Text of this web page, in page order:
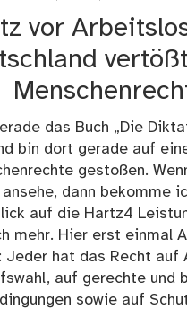
vor
das Buch „Die
bin dort gerade auf
gestoßen.
dann bekomme
auf die Hartz4
mehr. Hier erst einmal
Jeder hat das Recht auf
auf gerechte und
sowie auf